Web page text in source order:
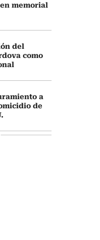
memorial
del
como
a
de